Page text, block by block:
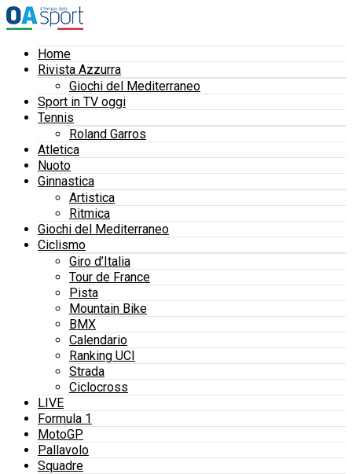
Home
Rivista Azzurra
Giochi del Mediterraneo
Sport in TV oggi
Tennis
Roland Garros
Atletica
Nuoto
Ginnastica
Artistica
Ritmica
Giochi del Mediterraneo
Ciclismo
Giro d’Italia
Tour de France
Pista
Mountain Bike
BMX
Calendario
Ranking UCI
Strada
Ciclocross
LIVE
Formula 1
MotoGP
Pallavolo
Squadre